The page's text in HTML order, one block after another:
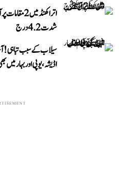
اتراکھنڈ
شدت 4.2 درج
اڈیشہ، یوپی اور بہار